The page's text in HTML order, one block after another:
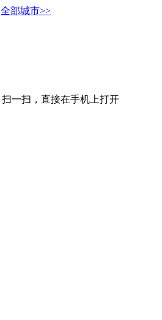
全部城市>>
扫一扫，直接在手机上打开